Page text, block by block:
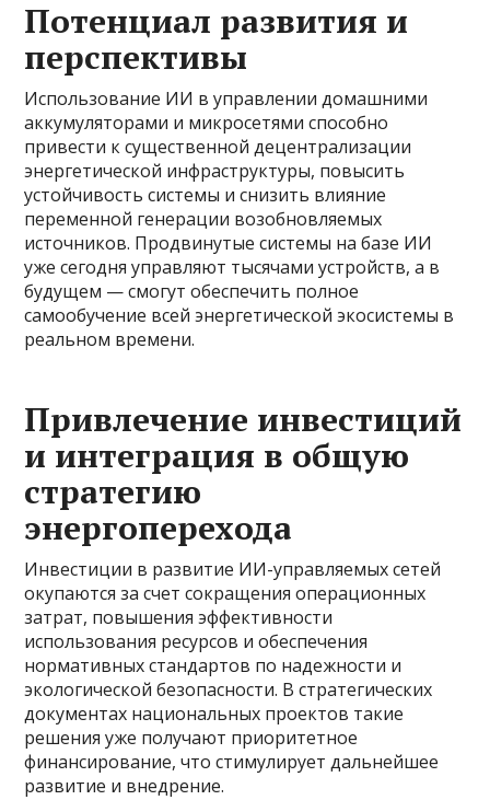
Потенциал развития и
перспективы
Использование ИИ в управлении домашними
аккумуляторами и микросетями способно
привести к существенной децентрализации
энергетической инфраструктуры, повысить
устойчивость системы и снизить влияние
переменной генерации возобновляемых
источников. Продвинутые системы на базе ИИ
уже сегодня управляют тысячами устройств, а в
будущем — смогут обеспечить полное
самообучение всей энергетической экосистемы в
реальном времени.
Привлечение инвестиций
и интеграция в общую
стратегию
энергоперехода
Инвестиции в развитие ИИ-управляемых сетей
окупаются за счет сокращения операционных
затрат, повышения эффективности
использования ресурсов и обеспечения
нормативных стандартов по надежности и
экологической безопасности. В стратегических
документах национальных проектов такие
решения уже получают приоритетное
финансирование, что стимулирует дальнейшее
развитие и внедрение.